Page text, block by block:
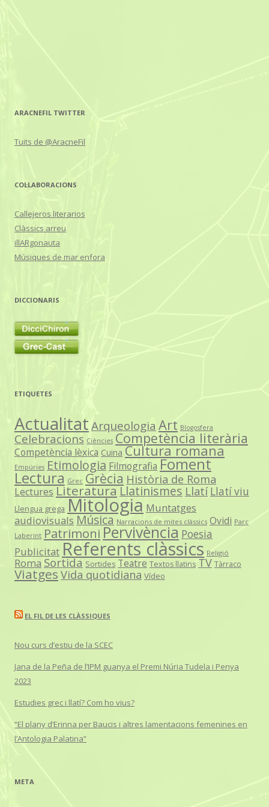
ARACNEFIL TWITTER
Tuits de @AracneFil
COL·LABORACIONS
Callejeros literarios
Clàssics arreu
illARgonauta
Músiques de mar enfora
DICCIONARIS
ETIQUETES
ActualitatArqueologia Art Blogosfera
Celebracions Ciències Competència literària
Competència lèxica Cuina Cultura romana
Empúries Etimologia Filmografia Foment
Lectura Grec Grècia Història de Roma
Lectures LiteraturaLlatinismes Llatí Llatí viu
Llengua grega Mitologia Muntatges
audiovisuals Música Narracions de mites clàssics Ovidi Parc
Laberint PatrimoniPervivència Poesia
PublicitatReferents clàssics Religió
Roma Sortida Sortides Teatre Textos llatins TV Tàrraco
Viatges Vida quotidiana Vídeo
EL FIL DE LES CLÀSSIQUES
Nou curs d’estiu de la SCEC
Jana de la Peña de l’IPM guanya el Premi Núria Tudela i Penya
2023
Estudies grec i llatí? Com ho vius?
“El plany d’Erinna per Baucis i altres lamentacions femenines en
l’Antologia Palatina”
META